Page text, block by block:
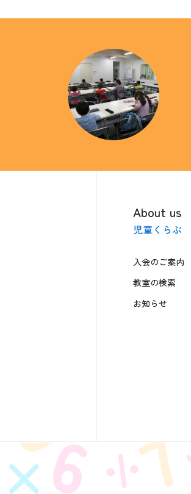
About us
児童くらぶ
入会のご案内
教室の検索
お知らせ